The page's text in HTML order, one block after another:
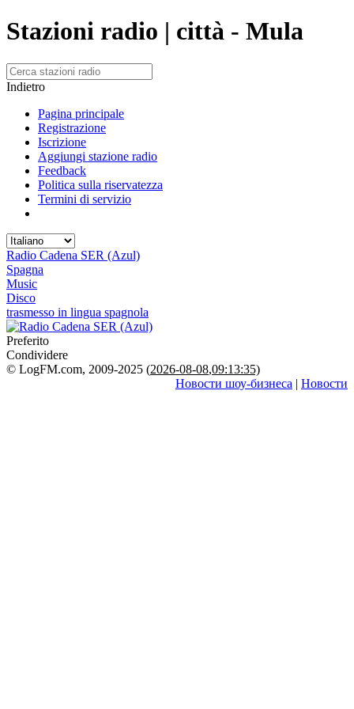
Stazioni radio | città - Mula
Indietro
Pagina principale
Registrazione
Iscrizione
Aggiungi stazione radio
Feedback
Politica sulla riservatezza
Termini di servizio
Radio Cadena SER (Azul)
Spagna
Music
Disco
trasmesso in lingua spagnola
Preferito
Condividere
© LogFM.com, 2009-2025 (2026-08-08,09:13:35)
Новости шоу-бизнеса | Новости